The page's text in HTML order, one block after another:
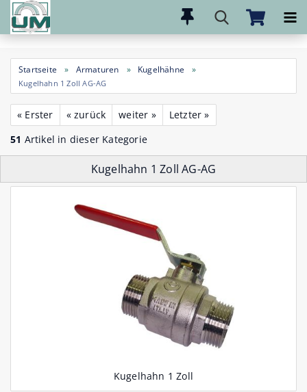
Direkt
Hauptinhalt
Startseite » Armaturen » Kugelhähne »
Kugelhahn 1 Zoll AG-AG
« Erster « zurück weiter »
Letzter »
51 Artikel in dieser Kategorie
Kugelhahn 1 Zoll AG-AG